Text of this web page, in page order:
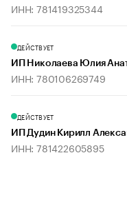
ИНН: 781419325344
ДЕЙСТВУЕТ
ИП Николаева Юлия
ИНН: 780106269749
ДЕЙСТВУЕТ
ИП Дудин Кирилл
ИНН: 781422605895